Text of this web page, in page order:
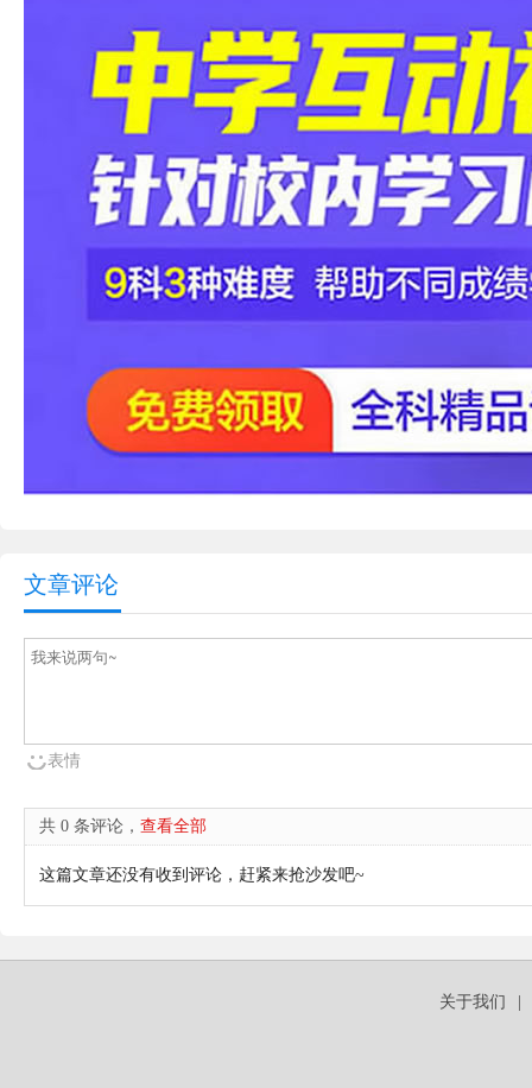
文章评论
表情
共 0 条评论， 查看全部
这篇文章还没有收到评论，赶紧来抢沙发吧~
关于我们